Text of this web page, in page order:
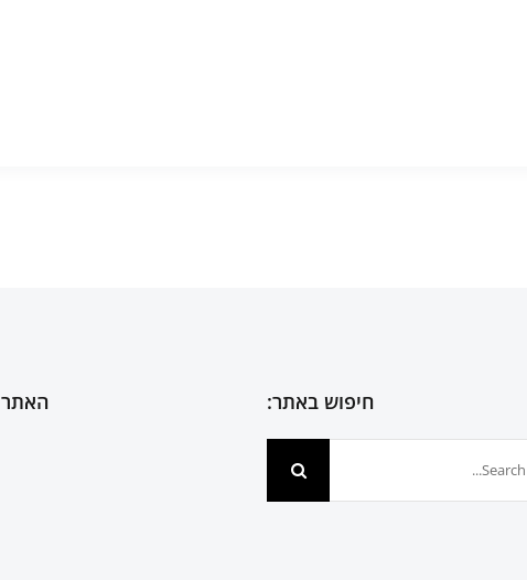
חיפוש באתר: האתר